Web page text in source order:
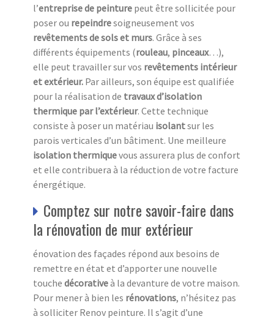
l’entreprise de peinture peut être sollicitée pour
poser ou repeindresoigneusement vos
revêtements de sols et murs. Grâce à ses
différents équipements (rouleau, pinceaux…),
elle peut travailler sur vos revêtements intérieur
et extérieur. Par ailleurs, son équipe est qualifiée
pour la réalisation de travaux d’isolation
thermique par l’extérieur. Cette technique
consiste à poser un matériau isolantsur les
parois verticales d’un bâtiment. Une meilleure
isolation thermiquevous assurera plus de confort
et elle contribuera à la réduction de votre facture
énergétique.
Comptez sur notre savoir-faire dans
la rénovation de mur extérieur
énovation des façades répond aux besoins de
remettre en état et d’apporter une nouvelle
touche décorativeà la devanture de votre maison.
Pour mener à bien les rénovations, n’hésitez pas
à solliciter Renov peinture. Il s’agit d’une